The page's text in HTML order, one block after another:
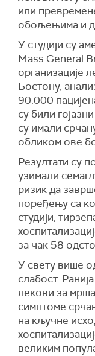
или
обољењима и
У студији су
Mass General
организације
Бостону,
90.000
су били
су имали
обликом ове
Резултати су
узимали
ризик да
поређењу са
студији,
за чак 58
У свету више
слабост.
лекови за
симптоме
на кључне
великим